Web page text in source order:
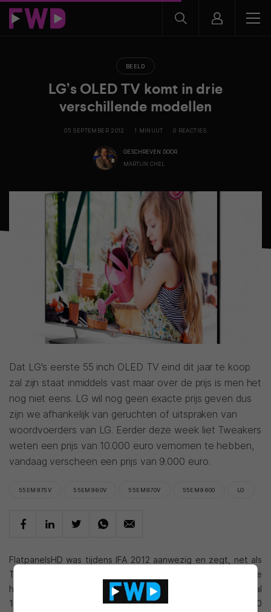
BEELD
LG’s OLED TV komt in drie
verschillende modellen
05 SEPTEMBER 2012 1 MINUUT 0 REACTIES
GESCHREVEN DOOR
MARTIJN CHEL
Dat LG's eerste 55 inch OLED TV eind dit jaar te koop
zal zijn staat inmiddels vast maar over de prijs is men het
nog niet eens. LG wil nog geen exacte prijs geven dus
zijn we afhankelijk van geruchten of uitspraken van
woordvoerders van LG. Eerder deze week liet Tweakers
weten een prijs van 10.000 euro vernomen te hebben,
vandaag verscheen een prijs van 9.000 euro.
55EM975V 55EM960V 55EM970V 55EM9600 LG
FlatpanelsHD was tijdens IFA 2012 aanwezig en zegt, net als
Tweakers, met een woordvoerder van LG gesproken te
hebben. Tegenover Tweakers werd een prijs van minimaal
10.000 euro genoemd, FlatpanelsHD zegt een prijs van 9.000